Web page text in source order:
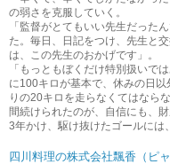
の弱さを克服していく。
「監督がとてもいい先生だった
た。毎日、日記をつけ、先生と
は、この先生のおかげです」。
「もっともぼくだけ特別扱いで
に100キロが基本で、休みの日
りの20キロを走らなくてはなら
間続けられたのが、自信にも、
3年かけ、駆け抜けたゴールには
四川料理の株式会社飄香（